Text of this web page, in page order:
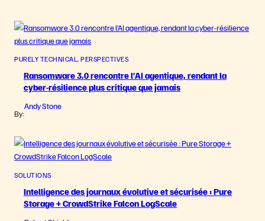
PURELY TECHNICAL, PERSPECTIVES
Ransomware 3.0 rencontre l’AI agentique, rendant la
cyber-résilience plus critique que jamais
By:
Andy Stone
SOLUTIONS
Intelligence des journaux évolutive et sécurisée : Pure
Storage + CrowdStrike Falcon LogScale